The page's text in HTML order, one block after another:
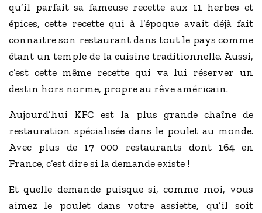
qu’il parfait sa fameuse recette aux 11 herbes et
épices, cette recette qui à l’époque avait déjà fait
connaitre son restaurant dans tout le pays comme
étant un temple de la cuisine traditionnelle. Aussi,
c’est cette même recette qui va lui réserver un
destin hors norme, propre au rêve américain.
Aujourd’hui KFC est la plus grande chaîne de
restauration spécialisée dans le poulet au monde.
Avec plus de 17 000 restaurants dont 164 en
France, c’est dire si la demande existe !
Et quelle demande puisque si, comme moi, vous
aimez le poulet dans votre assiette, qu’il soit